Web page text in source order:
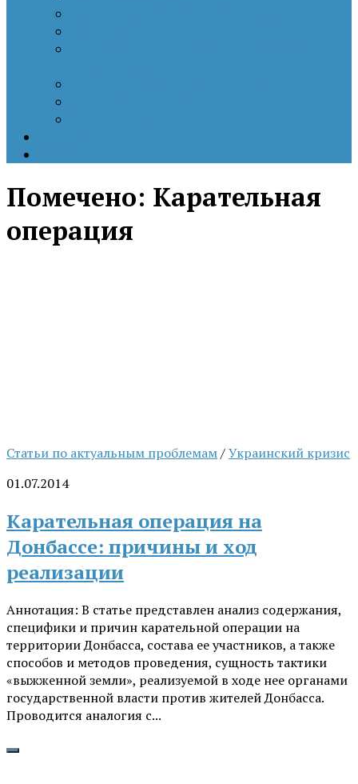
Помечено: Карательная
операция
Статьи по актуальным проблемам/Украинский кризис
01.07.2014
Карательная операция на
Донбассе: причины и ход
реализации
Аннотация: В статье представлен анализ содержания,
специфики и причин карательной операции на
территории Донбасса, состава ее участников, а также
способов и методов проведения, сущность тактики
«выжженной земли», реализуемой в ходе нее органами
государственной власти против жителей Донбасса.
Проводится аналогия с...